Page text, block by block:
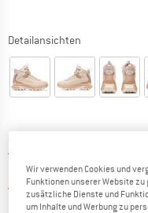
Detailansichten
Artikel zur Zeit leider
Wir verwenden Cookies und
Funktionen unserer Website
zusätzliche Dienste und
um Inhalte und Werbung zu